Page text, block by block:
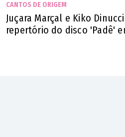
CANTOS DE ORIGEM
Juçara Marçal e Kiko
repertório do disco 'Padê'